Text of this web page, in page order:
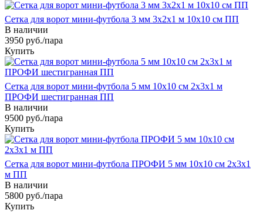
Сетка для ворот мини-футбола 3 мм 3х2х1 м 10х10 см ПП
В наличии
3950 руб./пара
Купить
Сетка для ворот мини-футбола 5 мм 10х10 см 2х3х1 м
ПРОФИ шестигранная ПП
В наличии
9500 руб./пара
Купить
Сетка для ворот мини-футбола ПРОФИ 5 мм 10х10 см 2х3х1
м ПП
В наличии
5800 руб./пара
Купить